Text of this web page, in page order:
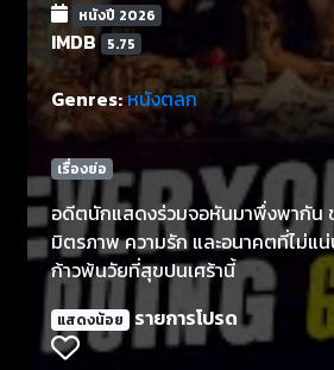
หนังปี 2026
IMDB 5.75
Genres: หนังตลก
เรื่องย่อ
อดีตนักแสดงร่วมจอหันมาพึ่งพากั
มิตรภาพ ความรัก และอนาคตที่ไม่แน่
ก้าวพ้นวัยที่สุขปนเศร้านี้
แสดงน้อย รายการโปรด